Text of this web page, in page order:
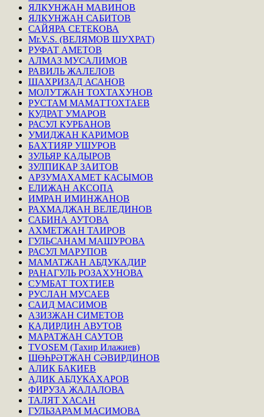
ЯЛКУНЖАН МАВИНОВ
ЯЛКУНЖАН САБИТОВ
САЙЯРА СЕТЕКОВА
Mr.V.S. (ВЕЛЯМОВ ШУХРАТ)
РУФАТ АМЕТОВ
АЛМАЗ МУСАЛИМОВ
РАВИЛЬ ЖАЛЕЛОВ
ШАХРИЗАД АСАНОВ
МОЛУТЖАН ТОХТАХУНОВ
РУСТАМ МАМАТТОХТАЕВ
КУДРАТ УМАРОВ
РАСУЛ КУРБАНОВ
УМИДЖАН КАРИМОВ
БАХТИЯР УШУРОВ
ЗУЛЬЯР КАДЫРОВ
ЗУЛПИКАР ЗАИТОВ
АРЗУМАХАМЕТ КАСЫМОВ
ЕЛИЖАН АКСОПА
ИМРАН ИМИНЖАНОВ
РАХМАДЖАН ВЕЛЕДИНОВ
САБИНА АУТОВА
АХМЕТЖАН ТАИРОВ
ГУЛЬСАНАМ МАШУРОВА
РАСУЛ МАРУПОВ
МАМАТЖАН АБДУКАДИР
РАНАГУЛЬ РОЗАХУНОВА
СУМБАТ ТОХТИЕВ
РУСЛАН МУСАЕВ
САИД МАСИМОВ
АЗИЗЖАН СИМЕТОВ
КАДИРДИН АВУТОВ
МАРАТЖАН САУТОВ
TVOSEM (Тахир Илажиев)
ШӨҺРӘТЖАН СӘВИРДИНОВ
АЛИК БАКИЕВ
АДИК АБДУКАХАРОВ
ФИРУЗА ЖАЛАЛОВА
ТАЛЯТ ХАСАН
ГУЛЬЗАРАМ МАСИМОВА